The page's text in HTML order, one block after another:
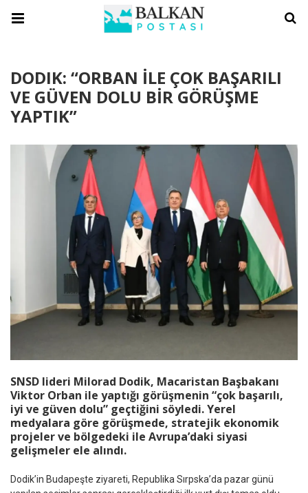
DODIK: “ORBAN İLE ÇOK BAŞARILI
VE GÜVEN DOLU BİR GÖRÜŞME
YAPTIK”
SNSD lideri Milorad Dodik, Macaristan Başbakanı
Viktor Orban ile yaptığı görüşmenin “çok başarılı,
iyi ve güven dolu” geçtiğini söyledi. Yerel
medyalara göre görüşmede, stratejik ekonomik
projeler ve bölgedeki ile Avrupa’daki siyasi
gelişmeler ele alındı.
Dodik’in Budapeşte ziyareti, Republika Sırpska’da pazar günü